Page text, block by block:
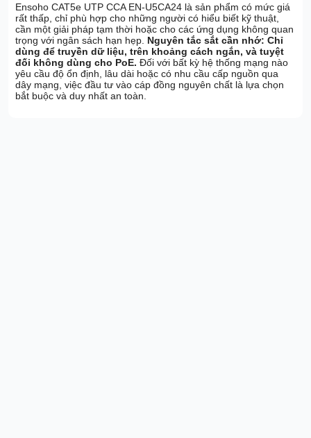
Ensoho CAT5e UTP CCA EN-U5CA24 là sản phẩm có mức giá
rất thấp, chỉ phù hợp cho những người có hiểu biết kỹ thuật,
cần một giải pháp tạm thời hoặc cho các ứng dụng không quan
trọng với ngân sách hạn hẹp. Nguyên tắc sắt cần nhớ: Chỉ
dùng để truyền dữ liệu, trên khoảng cách ngắn, và tuyệt
đối không dùng cho PoE. Đối với bất kỳ hệ thống mạng nào
yêu cầu độ ổn định, lâu dài hoặc có nhu cầu cấp nguồn qua
dây mạng, việc đầu tư vào cáp đồng nguyên chất là lựa chọn
bắt buộc và duy nhất an toàn.